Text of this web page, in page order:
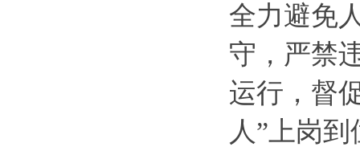
全力避免
守，严禁
运行，督
人”上岗